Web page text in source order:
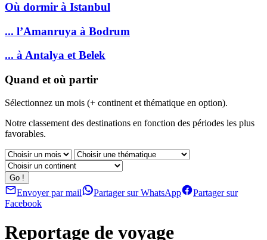
Où dormir à Istanbul
... l’Amanruya à Bodrum
... à Antalya et Belek
Quand et où partir
Sélectionnez un mois (+ continent et thématique en option).
Notre classement des destinations en fonction des périodes les plus
favorables.
Envoyer par mail Partager sur WhatsApp
Partager sur
Facebook
Reportage de voyage